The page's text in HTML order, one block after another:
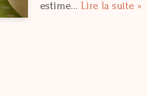
estime… Lire la suite »